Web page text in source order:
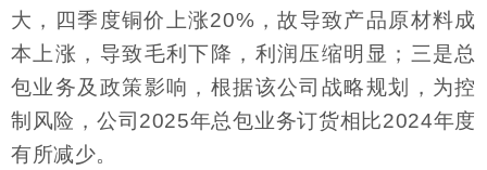
大，四季度铜价上涨20%，故导致产品原材料成
本上涨，导致毛利下降，利润压缩明显；三是总
包业务及政策影响，根据该公司战略规划，为控
制风险，公司2025年总包业务订货相比2024年度
有所减少。